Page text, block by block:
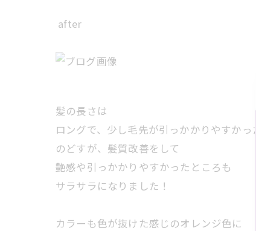
after
髪の長さは
ロングで、少し毛先が引っかかりやすかった
のどすが、髪質改善をして
艶感や引っかかりやすかったところも
サラサラになりました！
カラーも色が抜けた感じのオレンジ色に